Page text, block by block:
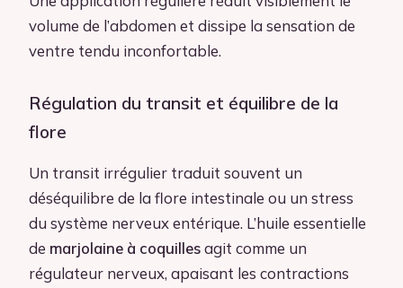
volume de l’abdomen et dissipe la sensation de
ventre tendu inconfortable.
Régulation du transit et équilibre de la
flore
Un transit irrégulier traduit souvent un
déséquilibre de la flore intestinale ou un stress
du système nerveux entérique. L’huile essentielle
de marjolaine à coquillesagit comme un
régulateur nerveux, apaisant les contractions